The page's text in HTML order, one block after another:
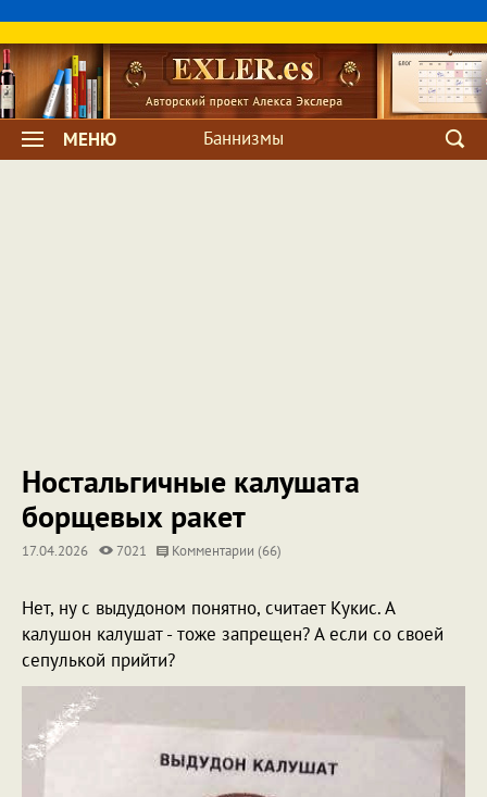
МЕНЮ Баннизмы
Ностальгичные калушата
борщевых ракет
17.04.2026 7021 Комментарии (66)
Нет, ну с выдудоном понятно, считает Кукис. А
калушон калушат - тоже запрещен? А если со своей
сепулькой прийти?